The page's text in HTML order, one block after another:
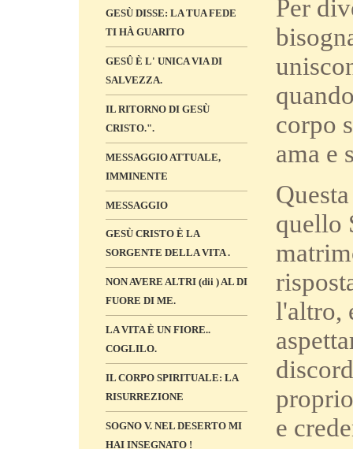
GESÙ DISSE: LA TUA FEDE
TI HÀ GUARITO
GESÛ È L' UNICA VIA DI
SALVEZZA.
IL RITORNO DI GESÙ
CRISTO.".
MESSAGGIO ATTUALE,
IMMINENTE
MESSAGGIO
GESÙ CRISTO È LA
SORGENTE DELLA VITA .
NON AVERE ALTRI (dii ) AL DI
FUORE DI ME.
LA VITA È UN FIORE..
COGLILO.
IL CORPO SPIRITUALE: LA
RISURREZIONE
SOGNO V. NEL DESERTO MI
HAI INSEGNATO !
Per
corpo
ama e
quello
l'altro,
e